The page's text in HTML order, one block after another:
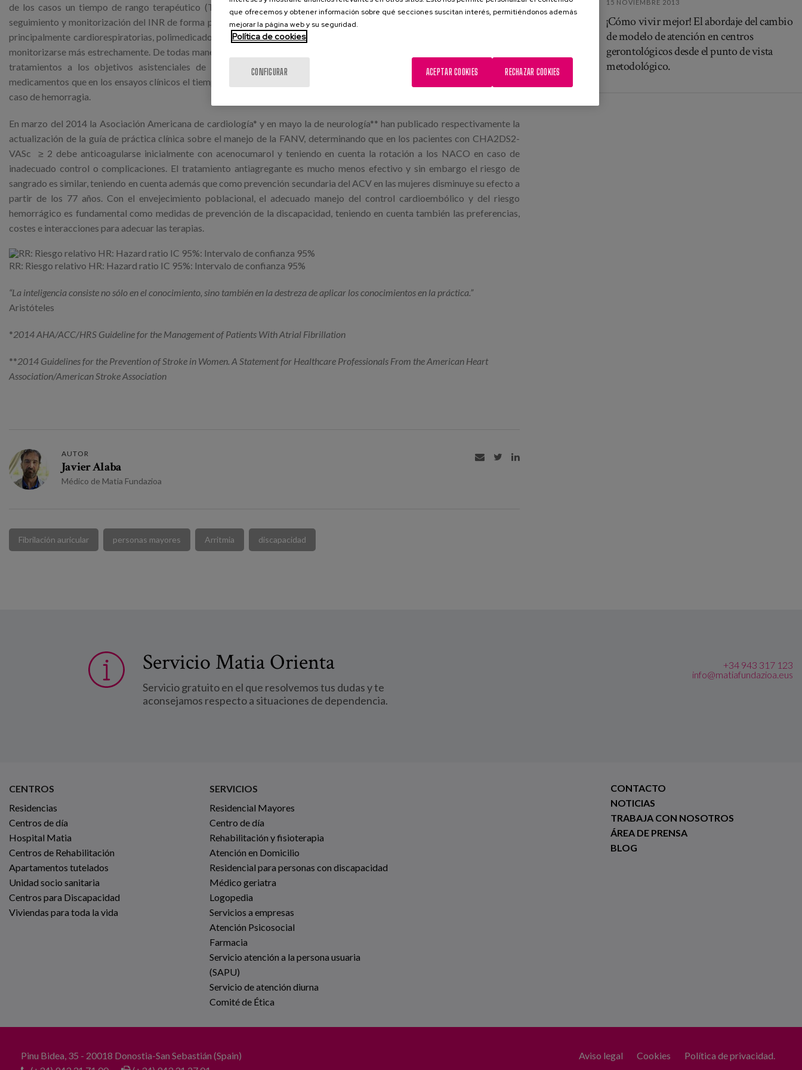
de los casos un tiempo de rango terapéutico (TRT) del 65%, por lo que demuestra la importancia que tiene realizar un
seguimiento y monitorización del INR de forma periódica. Así mismo aquellos pacientes con descompensaciones frecuentes
principalmente cardiorespiratorias, polimedicados con alto riesgo de interacciones o aquellos con insuficiencia renal deben
monitorizarse más estrechamente. De todas maneras debe mantenerse cierta prudencia en las intervenciones, adecuando los
tratamientos a los objetivos asistenciales de los pacientes, considerando los resultados de farmacovigilancia al ser
medicamentos que en los ensayos clínicos el tiempo de duración ha sido de unos 2 años de media, sin disponer de antídoto en
caso de hemorragia.
En marzo del 2014 la Asociación Americana de cardiología* y en mayo la de neurología** han publicado respectivamente la
actualización de la guía de práctica clínica sobre el manejo de la FANV, determinando que en los pacientes con CHA2DS2-
VASc ≥ 2 debe anticoagularse inicialmente con acenocumarol y teniendo en cuenta la rotación a los NACO en caso de
inadecuado control o complicaciones. El tratamiento antiagregante es mucho menos efectivo y sin embargo el riesgo de
sangrado es similar, teniendo en cuenta además que como prevención secundaria del ACV en las mujeres disminuye su efecto a
partir de los 77 años. Con el envejecimiento poblacional, el adecuado manejo del control cardioembólico y del riesgo
hemorrágico es fundamental como medidas de prevención de la discapacidad, teniendo en cuenta también las preferencias,
costes e interacciones para adecuar las terapias.
RR: Riesgo relativo HR: Hazard ratio IC 95%: Intervalo de confianza 95%
“La inteligencia consiste no sólo en el conocimiento, sino también en la destreza de aplicar los conocimientos en la práctica.”
Aristóteles
*2014 AHA/ACC/HRS Guideline for the Management of Patients With Atrial Fibrillation
**2014 Guidelines for the Prevention of Stroke in Women. A Statement for Healthcare Professionals From the American Heart
Association/American Stroke Association
AUTOR
Javier Alaba
Médico de Matia Fundazioa
  
Fibrilación auricular personas mayores Arritmia discapacidad
15 NOVIEMBRE 2013
¡Cómo vivir mejor! El abordaje del cambio
de modelo de atención en centros
gerontológicos desde el punto de vista
metodológico.
Servicio Matia Orienta
Servicio gratuito en el que resolvemos tus dudas y te
aconsejamos respecto a situaciones de dependencia.
+34 943 317 123
info@matiafundazioa.eus
CENTROS
Residencias
Centros de día
Hospital Matia
Centros de Rehabilitación
Apartamentos tutelados
Unidad socio sanitaria
Centros para Discapacidad
Viviendas para toda la vida
SERVICIOS
Residencial Mayores
Centro de día
Rehabilitación y fisioterapia
Atención en Domicilio
Residencial para personas con discapacidad
Médico geriatra
Logopedia
Servicios a empresas
Atención Psicosocial
Farmacia
Servicio atención a la persona usuaria
(SAPU)
Servicio de atención diurna
Comité de Ética
CONTACTO
NOTICIAS
TRABAJA CON NOSOTROS
ÁREA DE PRENSA
BLOG
Pinu Bidea, 35 - 20018 Donostia-San Sebastián (Spain)
Aviso legal Cookies Política de privacidad.
que ofrecemos y obtener información sobre qué secciones suscitan interés, permitiéndonos además
mejorar la página web y su seguridad.
Política de cookies
CONFIGURAR RECHAZAR COOKIES
ACEPTAR COOKIES